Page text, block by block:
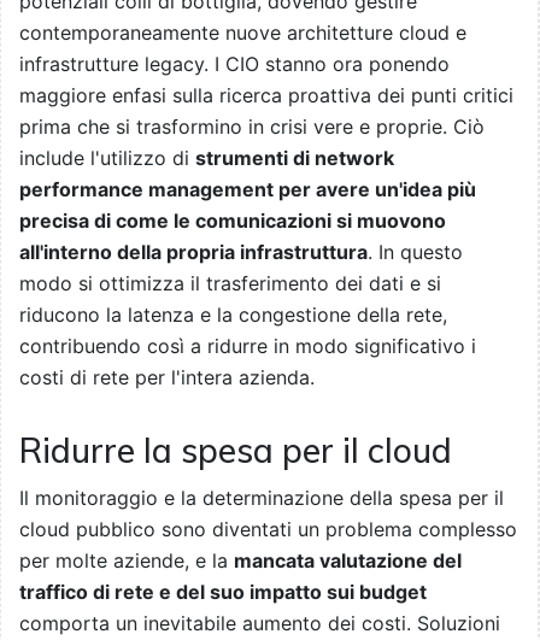
contemporaneamente nuove architetture cloud e
infrastrutture legacy. I CIO stanno ora ponendo
maggiore enfasi sulla ricerca proattiva dei punti critici
prima che si trasformino in crisi vere e proprie. Ciò
include l'utilizzo di strumenti di network
performance management per avere un'idea più
precisa di come le comunicazioni si muovono
all'interno della propria infrastruttura. In questo
modo si ottimizza il trasferimento dei dati e si
riducono la latenza e la congestione della rete,
contribuendo così a ridurre in modo significativo i
costi di rete per l'intera azienda.
Ridurre la spesa per il cloud
Il monitoraggio e la determinazione della spesa per il
cloud pubblico sono diventati un problema complesso
per molte aziende, e la mancata valutazione del
traffico di rete e del suo impatto sui budget
comporta un inevitabile aumento dei costi. Soluzioni